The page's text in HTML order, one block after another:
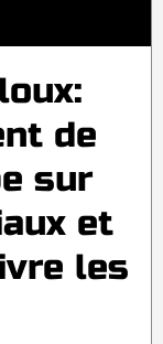
de
sur
et
les